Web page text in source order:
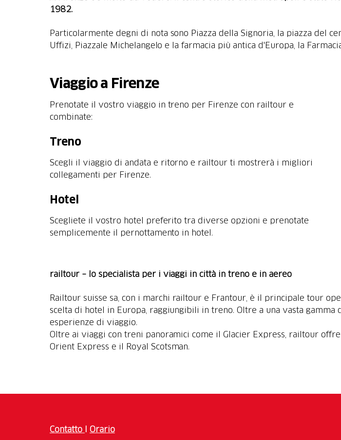
1982.
Particolarmente degni di nota sono Piazza della Signoria, la piazza del
Uffizi, Piazzale Michelangelo e la farmacia più antica d'Europa, la
Viaggio a Firenze
Prenotate il vostro viaggio in treno per Firenze con railtour e
combinate:
Treno
Scegli il viaggio di andata e ritorno e railtour ti mostrerà i migliori
collegamenti per Firenze.
Hotel
Scegliete il vostro hotel preferito tra diverse opzioni e prenotate
semplicemente il pernottamento in hotel.
railtour – lo specialista per i viaggi in città in treno e in aereo
Railtour suisse sa, con i marchi railtour e Frantour, è il principale tour
scelta di hotel in Europa, raggiungibili in treno. Oltre a una vasta
esperienze di viaggio.
Oltre ai viaggi con treni panoramici come il Glacier Express, railtour
Orient Express e il Royal Scotsman.
Contatto I Orario